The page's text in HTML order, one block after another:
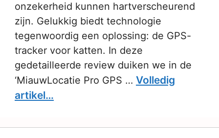
onzekerheid kunnen hartverscheurend
zijn. Gelukkig biedt technologie
tegenwoordig een oplossing: de GPS-
tracker voor katten. In deze
gedetailleerde review duiken we in de
‘MiauwLocatie Pro GPS … Volledig
artikel…